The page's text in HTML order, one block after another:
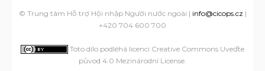
© Trung tâm Hỗ trợ Hội nhập Người nước ngoài | info@cicops.cz |
+420 704 600 700
Toto dílo podléhá licenci Creative Commons Uveďte
původ 4.0 Mezinárodní License.